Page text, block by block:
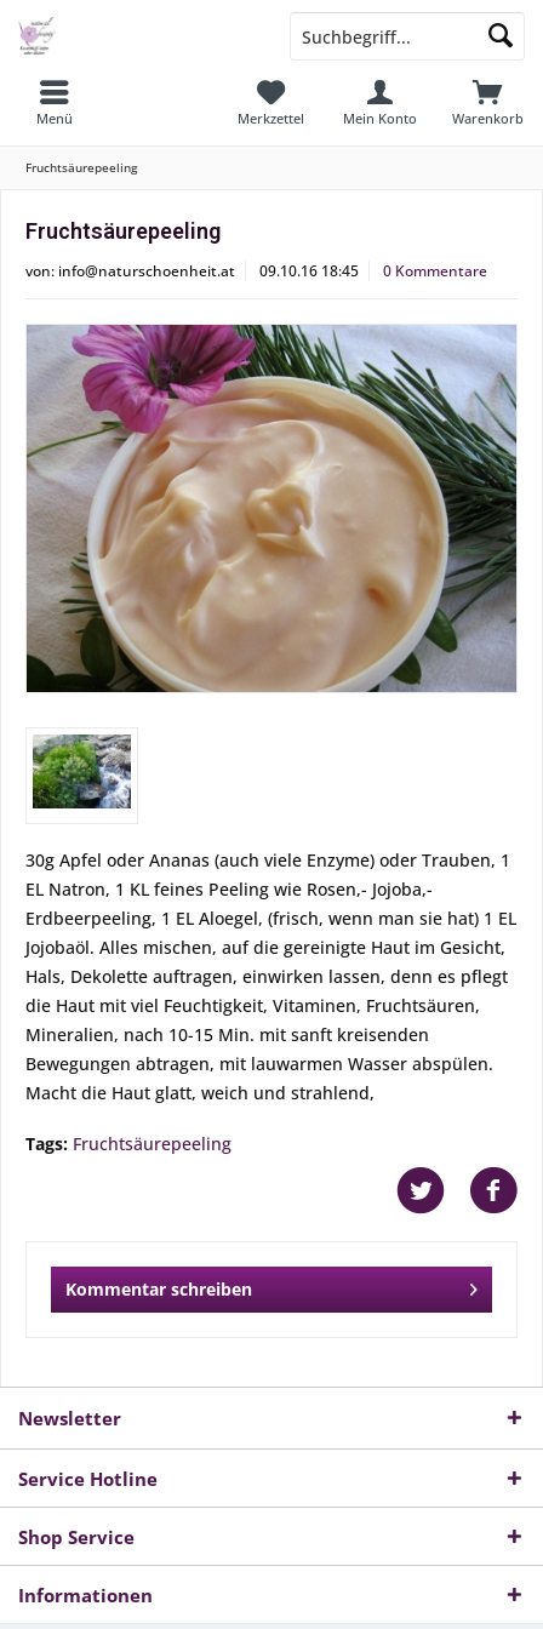
Menü Warenkorb
Merkzettel Mein Konto
Fruchtsäurepeeling
Fruchtsäurepeeling
von: info@naturschoenheit.at 09.10.16 18:45 0 Kommentare
30g Apfel oder Ananas (auch viele Enzyme) oder Trauben, 1
EL Natron, 1 KL feines Peeling wie Rosen,- Jojoba,-
Erdbeerpeeling, 1 EL Aloegel, (frisch, wenn man sie hat) 1 EL
Jojobaöl. Alles mischen, auf die gereinigte Haut im Gesicht,
Hals, Dekolette auftragen, einwirken lassen, denn es pflegt
die Haut mit viel Feuchtigkeit, Vitaminen, Fruchtsäuren,
Mineralien, nach 10-15 Min. mit sanft kreisenden
Bewegungen abtragen, mit lauwarmen Wasser abspülen.
Macht die Haut glatt, weich und strahlend,
Tags: Fruchtsäurepeeling
Kommentar schreiben
Newsletter
Service Hotline
Shop Service
Informationen